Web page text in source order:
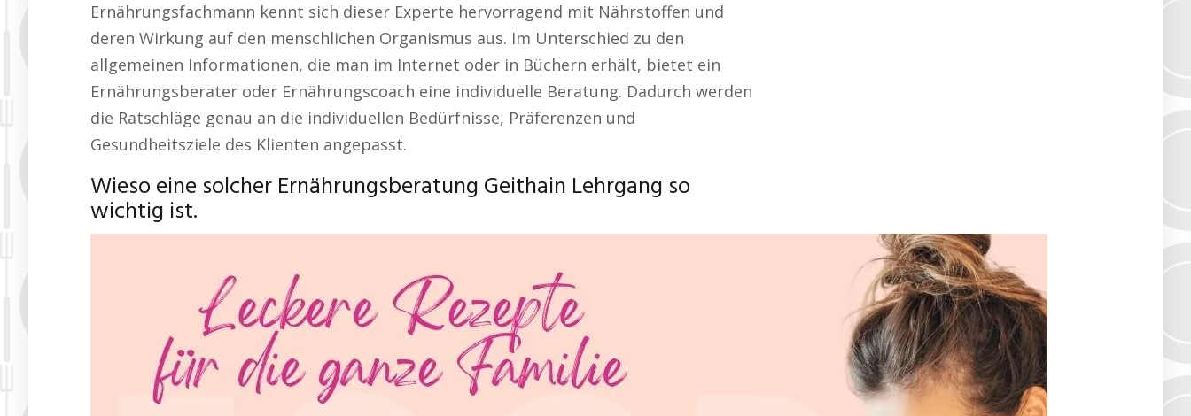
Ernährungsfachmann kennt sich dieser Experte hervorragend mit Nährstoffen und
deren Wirkung auf den menschlichen Organismus aus. Im Unterschied zu den
allgemeinen Informationen, die man im Internet oder in Büchern erhält, bietet ein
Ernährungsberater oder Ernährungscoach eine individuelle Beratung. Dadurch werden
die Ratschläge genau an die individuellen Bedürfnisse, Präferenzen und
Gesundheitsziele des Klienten angepasst.
Wieso eine solcher Ernährungsberatung Geithain Lehrgang so
wichtig ist.